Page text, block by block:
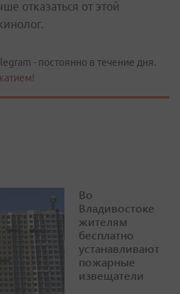
отказаться от этой
- постоянно в течение дня.
Во
Владивостоке
жителям
бесплатно
устанавливают
пожарные
извещатели